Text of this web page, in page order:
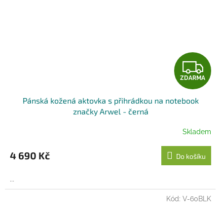
Z
D
R
M
A
ZDARMA
Pánská kožená aktovka s přihrádkou na notebook
značky Arwel - černá
Skladem
4 690 Kč Do košíku
...
Kód: V-60BLK